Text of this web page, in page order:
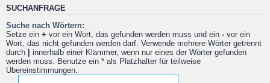
SUCHANFRAGE
Suche nach Wörtern:
Setze ein + vor ein Wort, das gefunden werden muss und ein - vor ein
Wort, das nicht gefunden werden darf. Verwende mehrere Wörter getrennt
durch | innerhalb einer Klammer, wenn nur eines der Wörter gefunden
werden muss. Benutze ein * als Platzhalter für teilweise
Übereinstimmungen.